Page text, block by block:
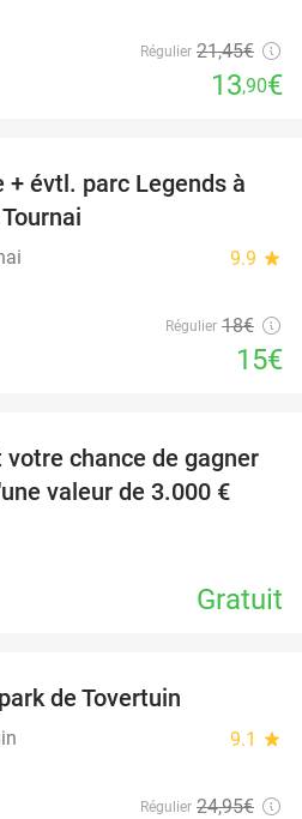
Régulier 21,45€
13,90€
17%
+ évtl. parc Legends à
9.9 star
Régulier 18€
15€
chance de gagner
valeur de 3.000 €
Gratuit
de Tovertuin
9.1 star
Régulier 24,95€